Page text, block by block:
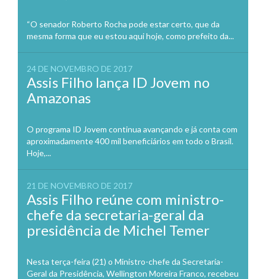
“O senador Roberto Rocha pode estar certo, que da
mesma forma que eu estou aqui hoje, como prefeito da...
24 DE NOVEMBRO DE 2017
Assis Filho lança ID Jovem no
Amazonas
O programa ID Jovem continua avançando e já conta com
aproximadamente 400 mil beneficiários em todo o Brasil.
Hoje,...
21 DE NOVEMBRO DE 2017
Assis Filho reúne com ministro-
chefe da secretaria-geral da
presidência de Michel Temer
Nesta terça-feira (21) o Ministro-chefe da Secretaria-
Geral da Presidência, Wellington Moreira Franco, recebeu